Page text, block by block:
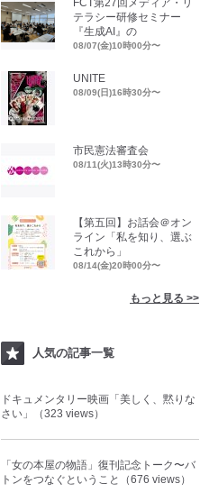
FCT第27回メディア・リ
テラシー研修セミナー
『生成AI』の
08/07(金)10時00分〜
UNITE
08/09(日)16時30分〜
市民憲法審査会
08/11(火)13時30分〜
【第五回】お話会＠オン
ライン「私を知り、選ぶ
これから」
08/14(金)20時00分〜
もっと見る >>
人気の記事一覧
ドキュメンタリー映画「美しく、黙りな
さい」（323 views）
「女の本屋の物語」復刊記念トーク〜バ
トンをつなぐということ（676 views）